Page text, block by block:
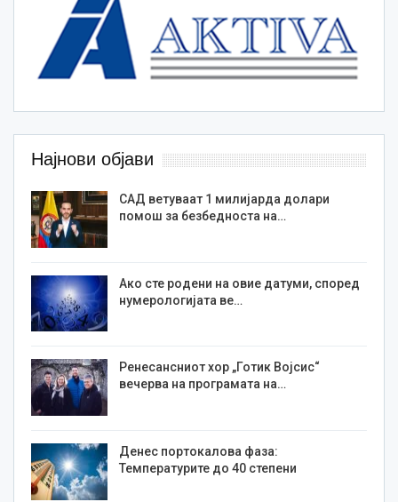
Најнови објави
САД ветуваат 1 милијарда долари
помош за безбедноста на…
Ако сте родени на овие датуми, според
нумерологијата ве…
Ренесансниот хор „Готик Војсис“
вечерва на програмата на…
Денес портокалова фаза:
Температурите до 40 степени